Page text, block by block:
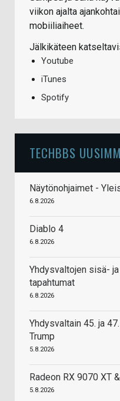
viikon ajalta
mobiiliaiheet.
Jälkikäteen
Youtube
iTunes
Spotify
TECHBBS
Näytönohjaimet -
6.8.2026
Diablo 4
6.8.2026
Yhdysvaltojen sisä-
tapahtumat
6.8.2026
Yhdysvaltain 45. ja
Trump
5.8.2026
Radeon RX 9070 XT
5.8.2026